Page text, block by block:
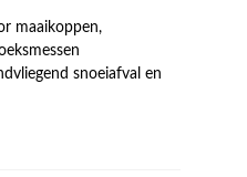
maaikoppen,
snoeiafval en